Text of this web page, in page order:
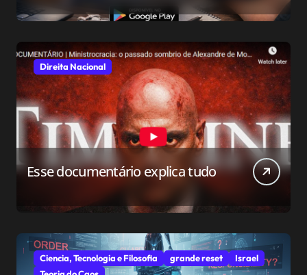
conservador
Direita Nacional
Esse documentário explica tudo
Ciencia, Tecnologia e Filosofia grande reset
Israel